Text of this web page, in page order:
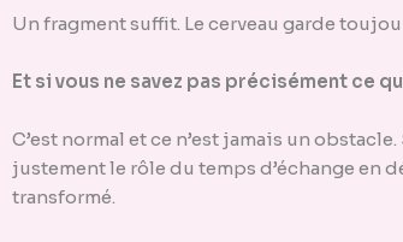
Un fragment suffit. Le cerveau garde
Et si vous ne savez pas précisément ce
C’est normal et ce n’est jamais un
justement le rôle du temps d’échange en
transformé.